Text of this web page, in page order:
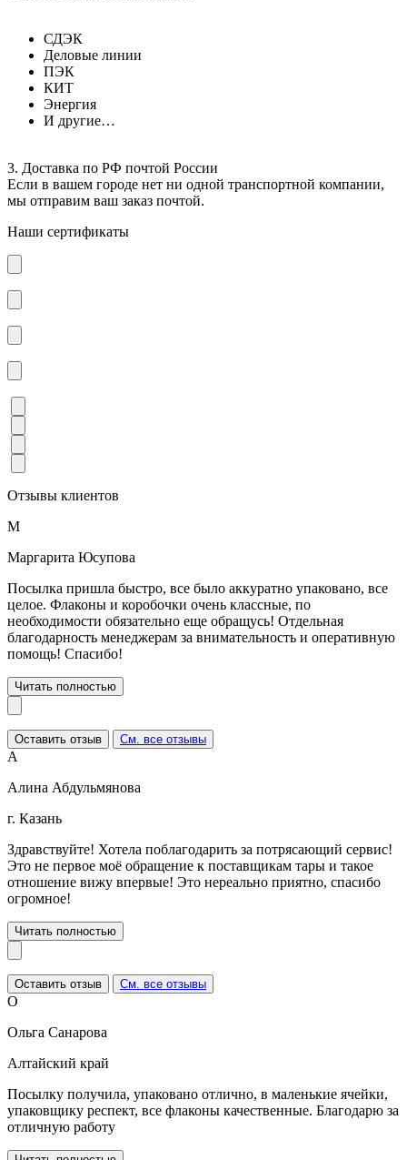
СДЭК
Деловые линии
ПЭК
КИТ
Энергия
И другие…
3. Доставка по РФ почтой России
Если в вашем городе нет ни одной транспортной компании,
мы отправим ваш заказ почтой.
Наши сертификаты
Отзывы клиентов
М
Маргарита Юсупова
Посылка пришла быстро, все было аккуратно упаковано, все
целое. Флаконы и коробочки очень классные, по
необходимости обязательно еще обращусь! Отдельная
благодарность менеджерам за внимательность и оперативную
помощь! Спасибо!
Читать полностью
Оставить отзыв См. все отзывы
А
Алина Абдульмянова
г. Казань
Здравствуйте! Хотела поблагодарить за потрясающий сервис!
Это не первое моё обращение к поставщикам тары и такое
отношение вижу впервые! Это нереально приятно, спасибо
огромное!
Читать полностью
Оставить отзыв См. все отзывы
О
Ольга Санарова
Алтайский край
Посылку получила, упаковано отлично, в маленькие ячейки,
упаковщику респект, все флаконы качественные. Благодарю за
отличную работу